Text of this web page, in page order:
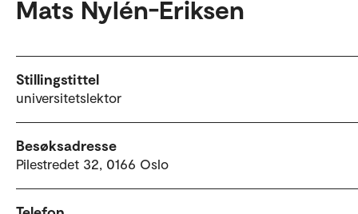
Mats Nylén-Eriksen
Stillingstittel
universitetslektor
Besøksadresse
Pilestredet 32, 0166 Oslo